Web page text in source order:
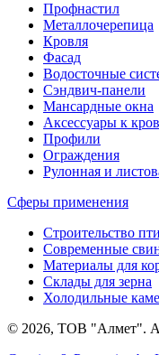
Профнастил
Металлочерепица
Кровля
Фасад
Водосточные
Сэндвич-панели
Мансардные окна
Аксессуары к
Профили
Ограждения
Рулонная и
Сферы применения
Строительство
Современные
Материалы для
Склады для зерна
Холодильные
© 2026, ТОВ "Алмет".